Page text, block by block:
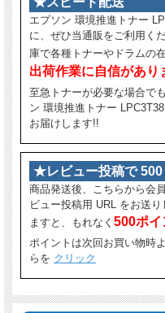
エプソン 環境推進トナー
に、ぜひ当通販をご利用く
庫で各種トナーやドラムの
出荷作業に自信があり
至急トナーが必要な場合で
ン 環境推進トナー
お届けします!!
★レビュー投稿で 500
商品発送後、こちらから会
ビュー投稿用 URL をお送
ますと、もれなく 500ポイ
ポイントは次回お買い物時
らを クリック